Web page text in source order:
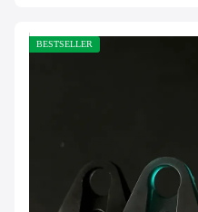
BESTSELLER